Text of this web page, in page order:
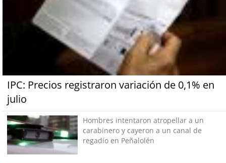
IPC: Precios registraron variación de 0,1% en
julio
Hombres intentaron atropellar a un
carabinero y cayeron a un canal de
regadío en Peñalolén